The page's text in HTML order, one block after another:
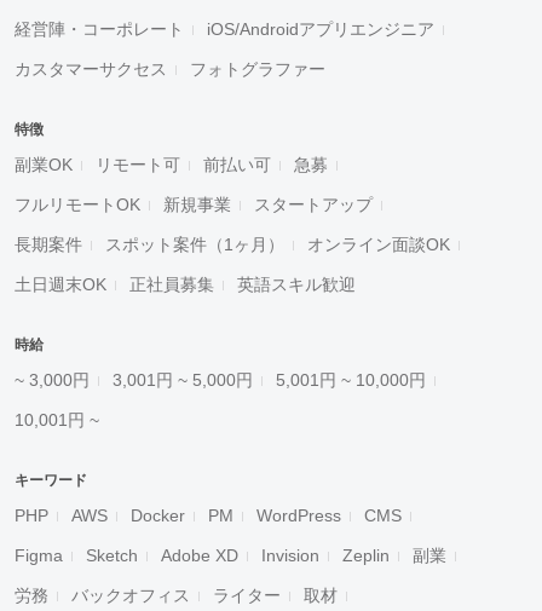
経営陣・コーポレート iOS/Androidアプリエンジニア
カスタマーサクセス フォトグラファー
特徴
副業OK リモート可 前払い可 急募
フルリモートOK 新規事業 スタートアップ
長期案件 スポット案件（1ヶ月） オンライン面談OK
土日週末OK 正社員募集 英語スキル歓迎
時給
~ 3,000円 3,001円 ~ 5,000円 5,001円 ~ 10,000円
10,001円 ~
キーワード
PHP AWS Docker PM WordPress CMS
Figma Sketch Adobe XD Invision Zeplin 副業
労務 バックオフィス ライター 取材